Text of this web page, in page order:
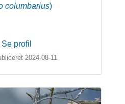
columbarius)
Se profil
2024-08-11